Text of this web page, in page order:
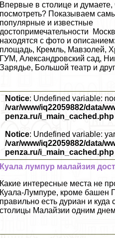
Впервые в столице и думаете,
посмотреть? Показываем
популярные и известные
достопримечательности
находятся с фото и
площадь, Кремль, Мавзолей,
ГУМ, Александровский сад,
Зарядье, Большой театр и
Notice: Undefined variable:
/var/www/iq22059882/data/
penza.ru/i_main_cached.php
Notice: Undefined variable:
/var/www/iq22059882/data/
penza.ru/i_main_cached.php
Куала лумпур малайзия
Какие интересные места не
Куала-Лумпуре, кроме башен
правильно есть дуриан и куда
столицы Малайзии одним